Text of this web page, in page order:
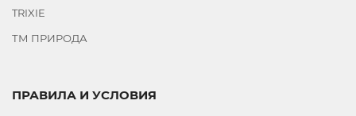
TRIXIE
ТМ ПРИРОДА
ПРАВИЛА И УСЛОВИЯ